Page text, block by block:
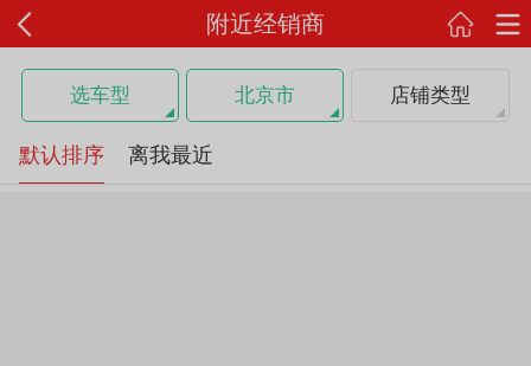
附近经销商
选车型 北京市 店铺类型
默认排序 离我最近